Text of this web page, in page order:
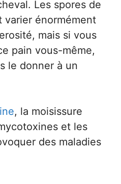
Les spores de
varier énormément
mais si vous
pain vous-même,
le donner à un
, la moisissure
et les
des maladies